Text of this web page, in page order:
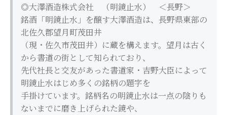
◎大澤酒造株式会社 （明鏡止水） ＜長野＞
銘酒「明鏡止水」を醸す大澤酒造は、長野県東部の
北佐久郡望月町茂田井
（現・佐久市茂田井）に蔵を構えます。望月は古く
から書道の街として知られており、
先代社長と交友があった書道家・吉野大臣によって
明鏡止水はじめ多くの銘柄の題字を
手掛けています。銘柄名の明鏡止水は一点の陰りも
ないまでに磨き上げられた鏡や、